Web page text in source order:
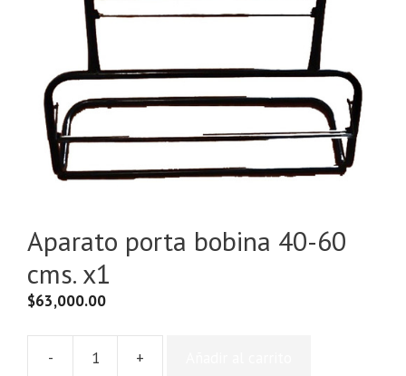
Aparato porta bobina 40-60
cms. x1
$63,000.00
- +